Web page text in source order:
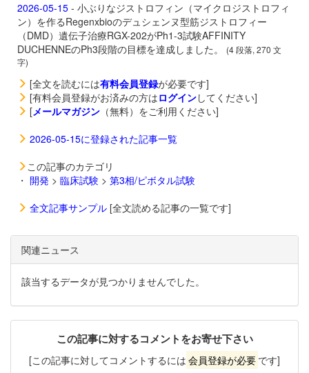
2026-05-15 - 小ぶりなジストロフィン（マイクロジストロフィ
ン）を作るRegenxbioのデュシェンヌ型筋ジストロフィー
（DMD）遺伝子治療RGX-202がPh1-3試験AFFINITY
DUCHENNEのPh3段階の目標を達成しました。
(4 段落, 270 文
字)
[全文を読むには有料会員登録が必要です]
[有料会員登録がお済みの方はログインしてください]
[メールマガジン （無料）をご利用ください]
2026-05-15に登録された記事一覧
この記事のカテゴリ
・ 開発 > 臨床試験 > 第3相/ピボタル試験
全文記事サンプル [全文読める記事の一覧です]
関連ニュース
該当するデータが見つかりませんでした。
この記事に対するコメントをお寄せ下さい
[この記事に対してコメントするには 会員登録が必要 です]